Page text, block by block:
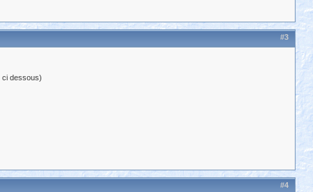
#3
ci dessous)
#4